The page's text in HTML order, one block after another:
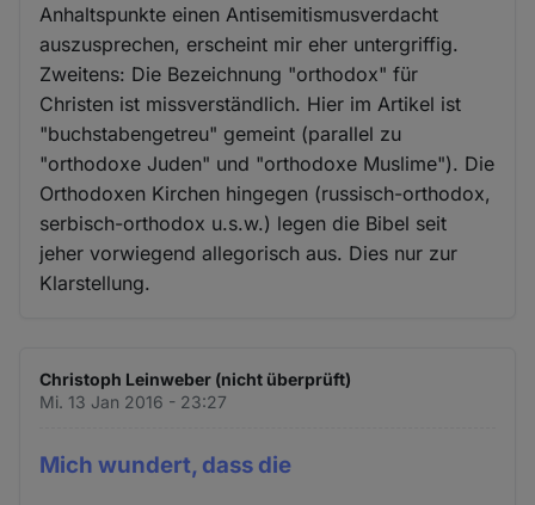
Anhaltspunkte einen Antisemitismusverdacht
auszusprechen, erscheint mir eher untergriffig.
Zweitens: Die Bezeichnung "orthodox" für
Christen ist missverständlich. Hier im Artikel ist
"buchstabengetreu" gemeint (parallel zu
"orthodoxe Juden" und "orthodoxe Muslime"). Die
Orthodoxen Kirchen hingegen (russisch-orthodox,
serbisch-orthodox u.s.w.) legen die Bibel seit
jeher vorwiegend allegorisch aus. Dies nur zur
Klarstellung.
Christoph Leinweber (nicht überprüft)
Mi. 13 Jan 2016 - 23:27
Mich wundert, dass die